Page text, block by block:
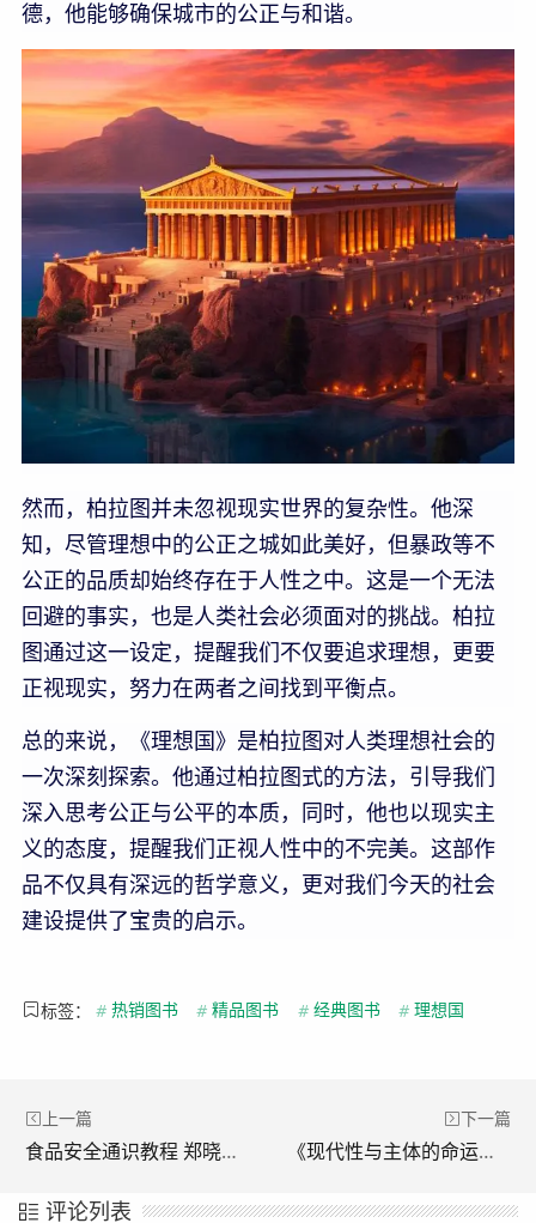
德，他能够确保城市的公正与和谐。
然而，柏拉图并未忽视现实世界的复杂性。他深
知，尽管理想中的公正之城如此美好，但暴政等不
公正的品质却始终存在于人性之中。这是一个无法
回避的事实，也是人类社会必须面对的挑战。柏拉
图通过这一设定，提醒我们不仅要追求理想，更要
正视现实，努力在两者之间找到平衡点。
总的来说，《理想国》是柏拉图对人类理想社会的
一次深刻探索。他通过柏拉图式的方法，引导我们
深入思考公正与公平的本质，同时，他也以现实主
义的态度，提醒我们正视人性中的不完美。这部作
品不仅具有深远的哲学意义，更对我们今天的社会
建设提供了宝贵的启示。
标签： # 热销图书 # 精品图书 # 经典图书 # 理想国
上一篇
食品安全通识教程 郑晓冬//陈卫9787308212038浙江大学出版社
下一篇
《现代性与主体的命运》读后感
评论列表